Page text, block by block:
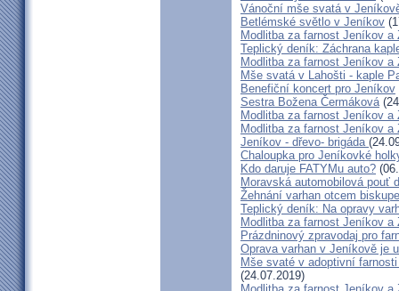
Vánoční mše svatá v
Betlémské světlo v Jeníkov
Modlitba za farnost Jeníkov a
Teplický deník: Záchrana
Modlitba za farnost Jeníkov a
Mše svatá v Lahošti - kaple
Benefiční koncert pro Jeníkov
Sestra Božena Čermáková
Modlitba za farnost Jeníkov a
Modlitba za farnost Jeníkov a
Jeníkov - dřevo- brigáda
Chaloupka pro Jeníkovké
Kdo daruje FATYMu auto?
Moravská automobilová pouť
Žehnání varhan otcem
Teplický deník: Na opravy
Modlitba za farnost Jeníkov a
Prázdninový zpravodaj pro
Oprava varhan v Jeníkově je
Mše svaté v adoptivní
(24.07.2019)